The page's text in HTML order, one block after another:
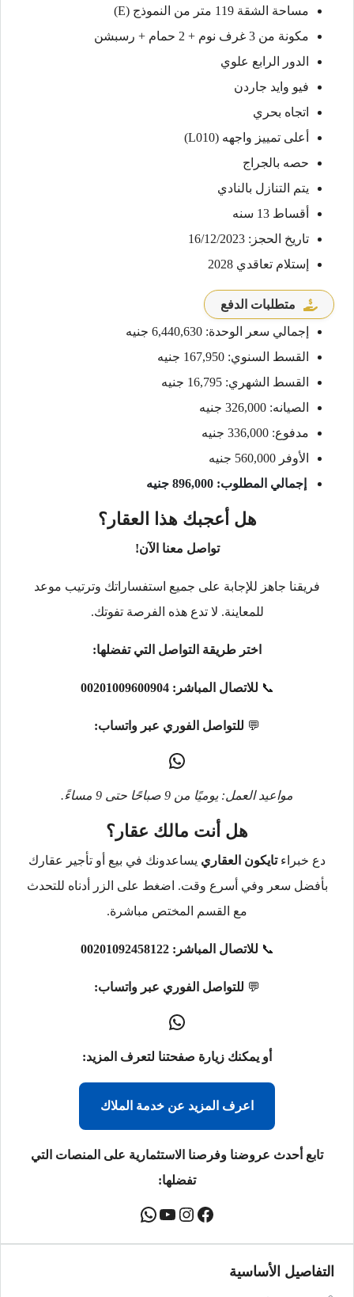
مساحة الشقة 119 متر من النموذج (E)
مكونة من 3 غرف نوم + 2 حمام + رسبشن
الدور الرابع علوي
فيو وايد جاردن
اتجاه بحري
أعلى تمييز واجهه (L010)
حصه بالجراج
يتم التنازل بالنادي
أقساط 13 سنه
تاريخ الحجز: 16/12/2023
إستلام تعاقدي 2028
متطلبات الدفع
إجمالي سعر الوحدة: 6,440,630 جنيه
القسط السنوي: 167,950 جنيه
القسط الشهري: 16,795 جنيه
الصيانه: 326,000 جنيه
مدفوع: 336,000 جنيه
الأوفر 560,000 جنيه
إجمالي المطلوب: 896,000 جنيه
هل أعجبك هذا العقار؟
تواصل معنا الآن!
فريقنا جاهز للإجابة على جميع استفساراتك وترتيب موعد
للمعاينة. لا تدع هذه الفرصة تفوتك.
اختر طريقة التواصل التي تفضلها:
📞 للاتصال المباشر: 00201009600904
💬 للتواصل الفوري عبر واتساب:
مواعيد العمل: يوميًا من 9 صباحًا حتى 9 مساءً.
هل أنت مالك عقار؟
دع خبراءتايكون العقاري يساعدونك في بيع أو تأجير عقارك
بأفضل سعر وفي أسرع وقت. اضغط على الزر أدناه للتحدث
مع القسم المختص مباشرة.
📞 للاتصال المباشر: 00201092458122
💬 للتواصل الفوري عبر واتساب:
أو يمكنك زيارة صفحتنا لتعرف المزيد:
اعرف المزيد عن خدمة الملاك
تابع أحدث عروضنا وفرصنا الاستثمارية على المنصات التي
تفضلها:
التفاصيل الأساسية